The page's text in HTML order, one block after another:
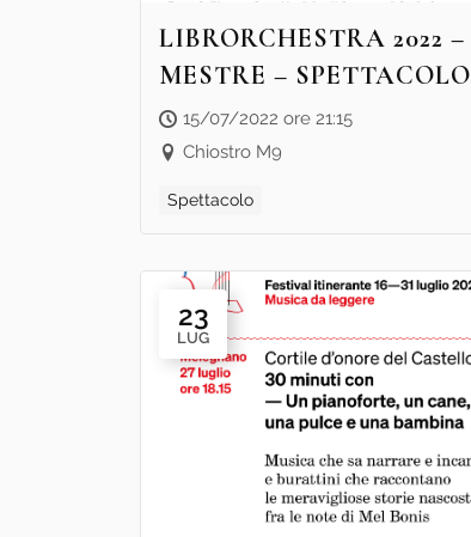
LIBRORCHESTRA 2022 –
MESTRE – SPETTACOLO
“ZHUAN CHI NELLA
FORESTA DI BAMBÙ”
15/07/2022 ore 21:15
Chiostro M9
Spettacolo
23
LUG